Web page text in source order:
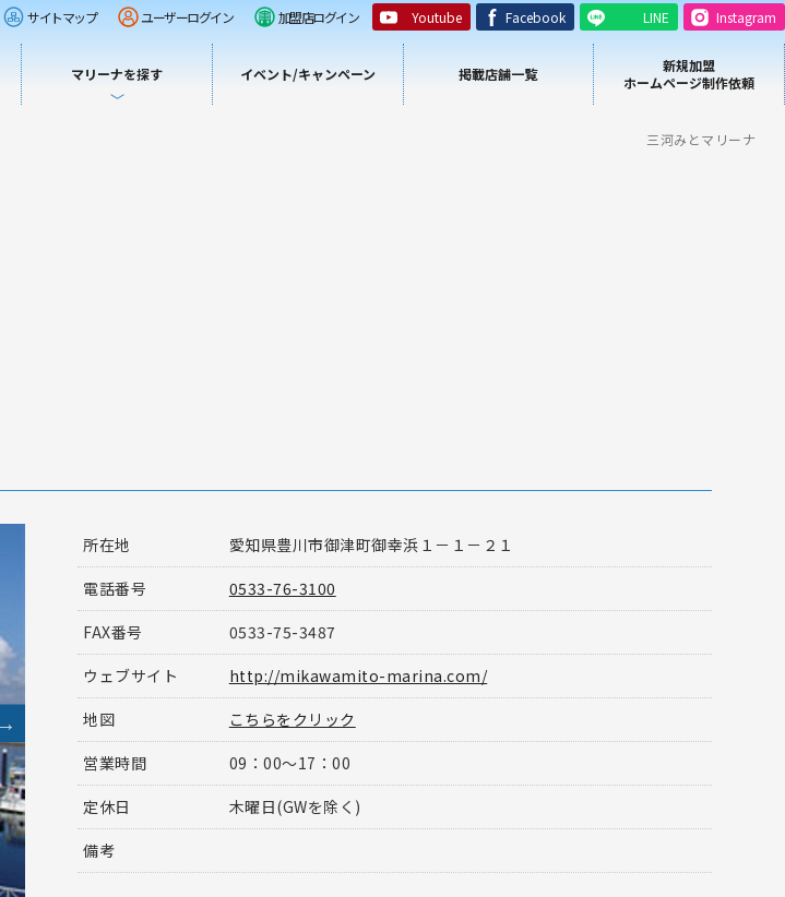
サイトマップ ユーザーログイン 加盟店ログイン Youtube Facebook LINE Instagram
マリーナを探す イベント/キャンペーン 掲載店舗一覧
新規加盟
ホームページ制作依頼
三河みとマリーナ
所在地
愛知県豊川市御津町御幸浜１－１－２１
電話番号
0533-76-3100
FAX番号
0533-75-3487
ウェブサイト
http://mikawamito-marina.com/
地図
こちらをクリック
営業時間
09：00〜17：00
定休日
木曜日(GWを除く)
備考